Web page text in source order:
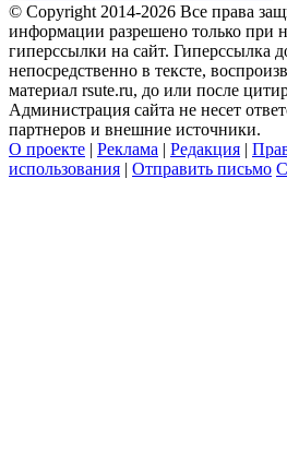
© Copyright 2014-2026 Все права
информации разрешено только при
гиперссылки на сайт. Гиперссылка
непосредственно в тексте,
материал rsute.ru, до или после
Администрация сайта не несет
партнеров и внешние источники.
О проекте | Реклама | Редакция |
использования | Отправить письмо